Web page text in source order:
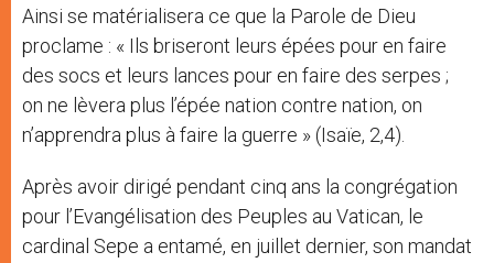
Ainsi se matérialisera ce que la Parole de Dieu
proclame : « Ils briseront leurs épées pour en faire
des socs et leurs lances pour en faire des serpes ;
on ne lèvera plus l’épée nation contre nation, on
n’apprendra plus à faire la guerre » (Isaïe, 2,4).
Après avoir dirigé pendant cinq ans la congrégation
pour l’Evangélisation des Peuples au Vatican, le
cardinal Sepe a entamé, en juillet dernier, son mandat